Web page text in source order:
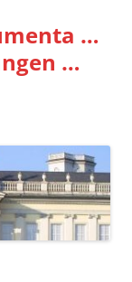
…
…